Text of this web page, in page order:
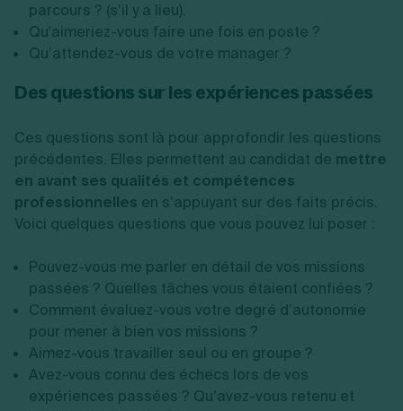
parcours ? (s’il y a lieu).
Qu'aimeriez-vous faire une fois en poste ?
Qu’attendez-vous de votre manager ?
Des questions sur les expériences passées
Ces questions sont là pour approfondir les questions
précédentes. Elles permettent au candidat de mettre
en avant ses qualités et compétences
professionnelles en s’appuyant sur des faits précis.
Voici quelques questions que vous pouvez lui poser :
Pouvez-vous me parler en détail de vos missions
passées ? Quelles tâches vous étaient confiées ?
Comment évaluez-vous votre degré d’autonomie
pour mener à bien vos missions ?
Aimez-vous travailler seul ou en groupe ?
Avez-vous connu des échecs lors de vos
expériences passées ? Qu’avez-vous retenu et